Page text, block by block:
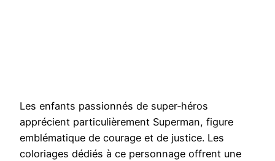
Les enfants passionnés de super‑héros
apprécient particulièrement Superman, figure
emblématique de courage et de justice. Les
coloriages dédiés à ce personnage offrent une